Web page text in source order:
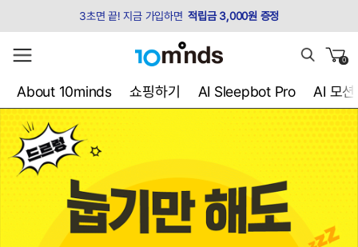
3초면 끝! 지금 가입하면 적립금 3,000원 증정
0
About 10minds 쇼핑하기 AI Sleepbot Pro AI 모션